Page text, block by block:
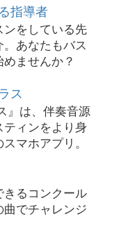
指導者
をしている先
あなたもバス
ませんか？
ス
』は、伴奏音源
ィンをより身
マホアプリ。
るコンクール
でチャレンジ